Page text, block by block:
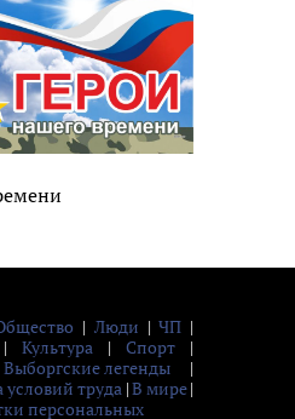
| Люди | ЧП |
| Культура | Спорт
|
Выборгские легенды
|
труда |В мире|
персональных